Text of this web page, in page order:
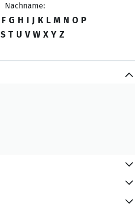
Nachname:
F G H I J K L M N O P
S T U V W X Y Z